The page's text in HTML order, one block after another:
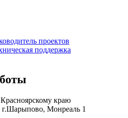
проектов
поддержка
краю
г.Шарыпово, Монреаль 1